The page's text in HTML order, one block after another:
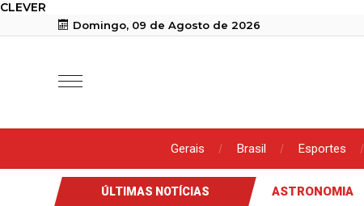
CLEVER
Domingo, 09 de Agosto de 2026
Gerais Brasil Esportes
ÚLTIMAS NOTÍCIAS ASTRONOMIA